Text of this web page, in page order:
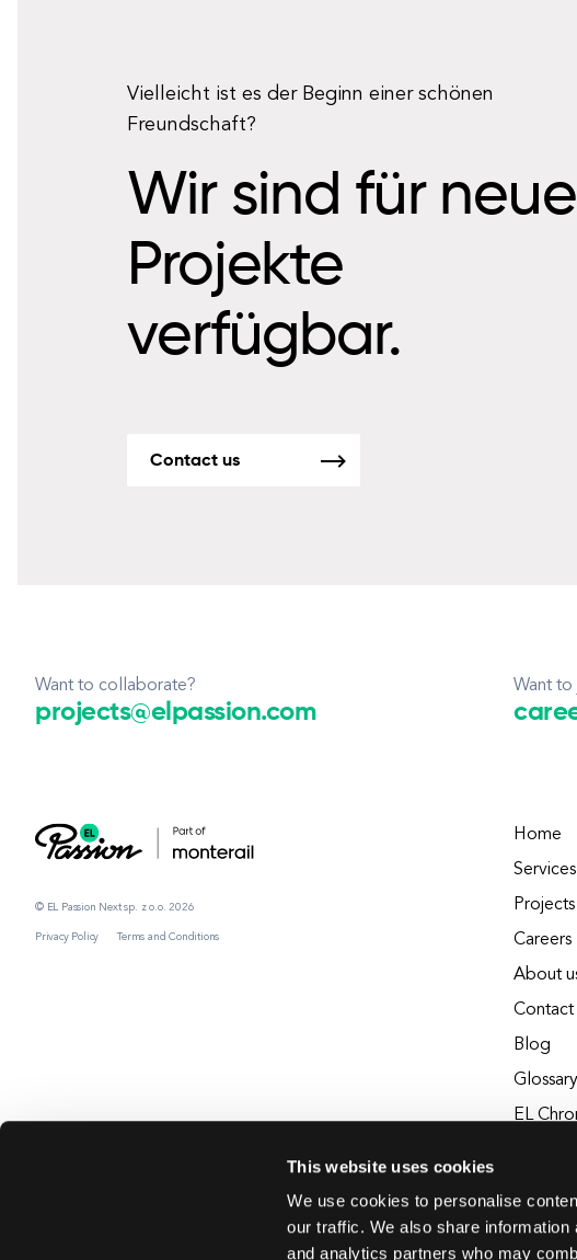
This website uses cookies
We use cookies to personalise
our traffic. We also share
and analytics partners who may
Vielleicht ist es der Beginn einer schönen
Freundschaft?
Wir sind für neue
Projekte
verfügbar.
Contact us
Want to collaborate?
projects@elpassion.com
Want to
© EL Passion Next sp. z o.o. 2026
Privacy Policy Terms and Conditions
Home
Services
Projects
Careers
About
Contact
Blog
Glossary
EL